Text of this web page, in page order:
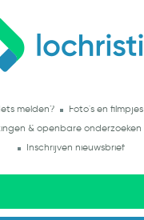
Iets melden?
Foto's en filmpjes
& openbare onderzoeken
Inschrijven nieuwsbrief